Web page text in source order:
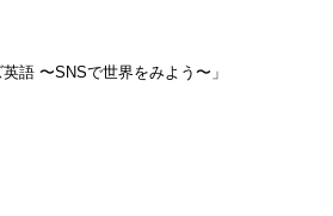
語 〜SNSで世界をみよう〜」